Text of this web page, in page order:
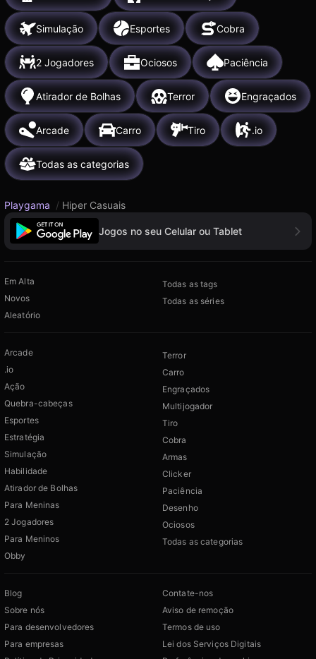
Simulação Esportes Cobra
2 Jogadores Ociosos Paciência
Atirador de Bolhas Terror Engraçados
Arcade Carro Tiro .io
Todas as categorias
Playgama / Hiper Casuais
Jogos no seu Celular ou Tablet
Em Alta
Novos
Aleatório
Todas as tags
Todas as séries
Arcade
.io
Ação
Quebra-cabeças
Esportes
Estratégia
Simulação
Habilidade
Atirador de Bolhas
Para Meninas
2 Jogadores
Para Meninos
Obby
Terror
Carro
Engraçados
Multijogador
Tiro
Cobra
Armas
Clicker
Paciência
Desenho
Ociosos
Todas as categorias
Blog
Sobre nós
Para desenvolvedores
Para empresas
Contate-nos
Aviso de remoção
Termos de uso
Lei dos Serviços Digitais